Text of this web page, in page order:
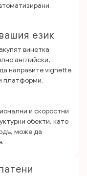
език
винетка
английски,
направите vignette
платформи.
и скоростни
обекти, като
може да